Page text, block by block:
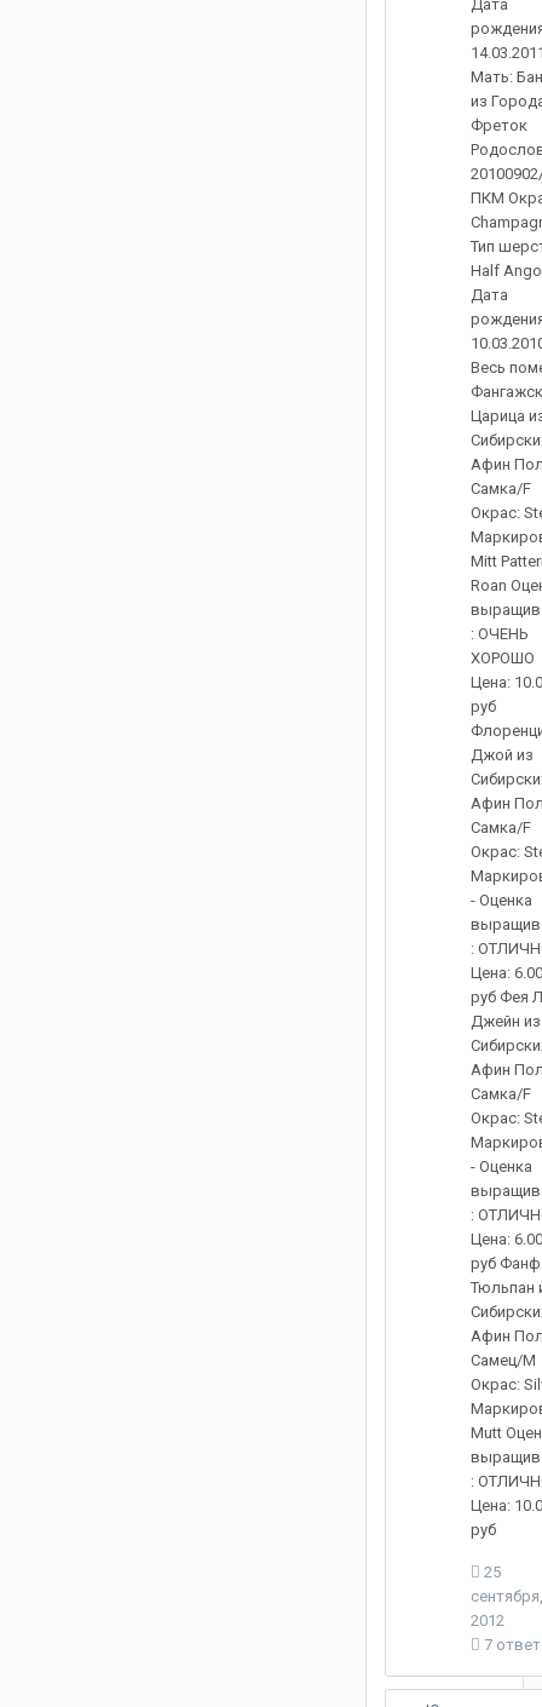
Дата
Мать:
из
Фреток
ПКМ
Тип
Half
Дата
Весь
Царица
Афин
Самка/F
Окрас:
Mitt
Roan
: ОЧЕНЬ
ХОРОШО
Цена:
руб
Джой из
Афин
Самка/F
Окрас:
- Оценка
:
Цена:
руб Фея
Джейн из
Афин
Самка/F
Окрас:
- Оценка
:
Цена:
руб
Тюльпан
Афин
Самец/M
Окрас:
Mutt
:
Цена:
руб
25
сентября,
2012
7